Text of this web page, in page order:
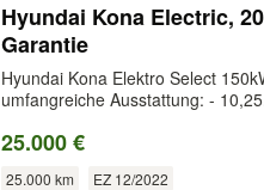
Hyundai Kona Electric,
Garantie
Hyundai Kona Elektro Select
umfangreiche Ausstattung: -
25.000 €
25.000 km EZ 12/2022